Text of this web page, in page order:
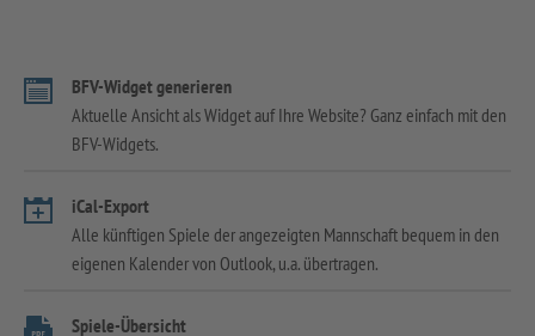
BFV-Widget generieren
Aktuelle Ansicht als Widget auf Ihre Website? Ganz einfach mit den
BFV-Widgets.
iCal-Export
Alle künftigen Spiele der angezeigten Mannschaft bequem in den
eigenen Kalender von Outlook, u.a. übertragen.
Spiele-Übersicht